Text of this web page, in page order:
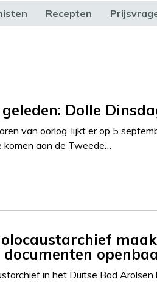
Recepten
Dolle
van oorlog, lijkt er op 5
komen aan de Tweede…
in het Duitse Bad